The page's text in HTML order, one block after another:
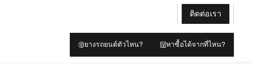
ติดต่อเรา
ยางรถยนต์ตัวไหน? หาซื้อได้จากที่ไหน?